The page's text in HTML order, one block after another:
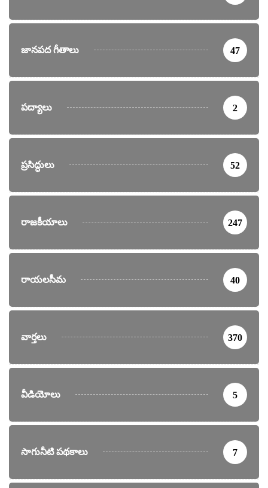
జానపద గీతాలు 47
పద్యాలు 2
ప్రసిద్ధులు 52
రాజకీయాలు 247
రాయలసీమ 40
వార్తలు 370
వీడియోలు 5
సాగునీటి పథకాలు 7